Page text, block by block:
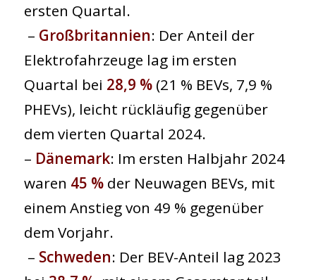
ersten Quartal.
– Großbritannien: Der Anteil der
Elektrofahrzeuge lag im ersten
Quartal bei 28,9 %(21 % BEVs, 7,9 %
PHEVs), leicht rückläufig gegenüber
dem vierten Quartal 2024.
– Dänemark: Im ersten Halbjahr 2024
waren 45 %der Neuwagen BEVs, mit
einem Anstieg von 49 % gegenüber
dem Vorjahr.
– Schweden: Der BEV-Anteil lag 2023